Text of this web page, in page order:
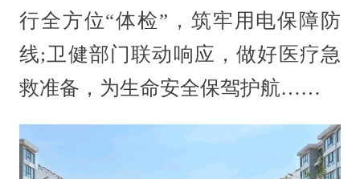
行全方位“体检”，筑牢用电保障防
线;卫健部门联动响应，做好医疗急
救准备，为生命安全保驾护航……